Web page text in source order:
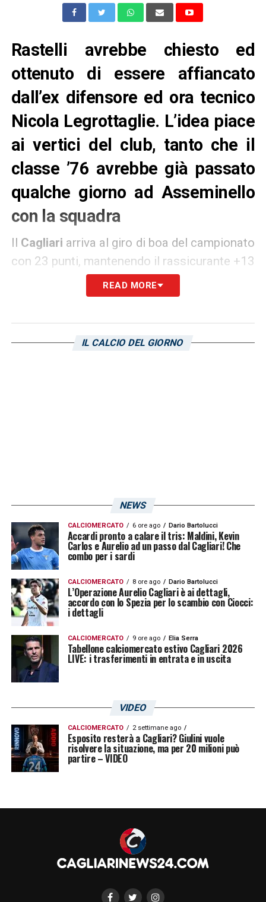
Rastelli avrebbe chiesto ed
ottenuto di essere affiancato
dall’ex difensore ed ora tecnico
Nicola Legrottaglie. L’idea piace
ai vertici del club, tanto che il
classe ’76 avrebbe già passato
qualche giorno ad Asseminello
con la squadra
Il Cagliari arriva al giro di boa del campionato
con 23 punti, mantenendo il rassicurante +13
sulla terzultima nonostante la sconfitta allo
scadere rimediata nella fredda serata di ieri a
dalla dirigenza del club l’ingresso di Nicola
Legrottaglie
bene i meandri del massimo campionato
avendo disputato, da giocatore, quattordici
stagioni di
Juventus, Bologna, Siena, MilaneCatania
Da tecnico ha guidato l’Akragas, militante in
Lega Pro
2015/16. Ora la chance di entrare nello staff
rossoblù, dove affiancherebbe il vice
allenatore Dario
A BREVE LA FIRMA?– La proposta di
Rastelli sarebbe piaciuta ai vertici della
società isolana, tanto che l’ex difensore
avrebbe già passato qualche giorno ad
Asseminello con la squadra dopo le vacanze
tempo e condividono metodi di lavoro e cura
dei dettagli: se Giulini dovesse convincersi
definitivamente, il primo acquisto rossoblù di
gennaio potrebbe non essere un giocatore.
READ MORE
IL CALCIO DEL GIORNO
NEWS
CALCIOMERCATO 6 ore ago Dario Bartolucci
Accardi pronto a calare il tris: Maldini, Kevin
Carlos e Aurelio ad un passo dal Cagliari! Che
combo per i sardi
CALCIOMERCATO 8 ore ago Dario Bartolucci
L’Operazione Aurelio Cagliari è ai dettagli,
accordo con lo Spezia per lo scambio con Ciocci:
i dettagli
CALCIOMERCATO 9 ore ago Elia Serra
Tabellone calciomercato estivo Cagliari 2026
LIVE: i trasferimenti in entrata e in uscita
VIDEO
CALCIOMERCATO 2 settimane ago
Esposito resterà a Cagliari? Giulini vuole
risolvere la situazione, ma per 20 milioni può
partire – VIDEO